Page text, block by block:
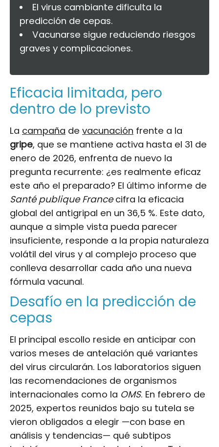
El virus cambiante dificulta la
predicción de cepas.
Vacunarse sigue reduciendo riesgos
graves y complicaciones.
Eficacia limitada, pero
dentro de lo previsto
La campaña de vacunación frente a la
gripe, que se mantiene activa hasta el 31 de
enero de 2026, enfrenta de nuevo la
pregunta recurrente: ¿es realmente eficaz
este año el preparado? El último informe de
Santé publique Francecifra la eficacia
global del antigripal en un 36,5 %. Este dato,
aunque a simple vista pueda parecer
insuficiente, responde a la propia naturaleza
volátil del virus y al complejo proceso que
conlleva desarrollar cada año una nueva
fórmula vacunal.
Desafío en la predicción de
cepas
El principal escollo reside en anticipar con
varios meses de antelación qué variantes
del virus circularán. Los laboratorios siguen
las recomendaciones de organismos
internacionales como la OMS. En febrero de
2025, expertos reunidos bajo su tutela se
vieron obligados a elegir —con base en
análisis y tendencias— qué subtipos